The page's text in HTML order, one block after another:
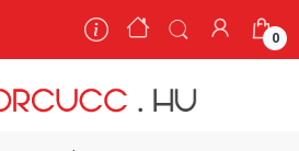
0 0